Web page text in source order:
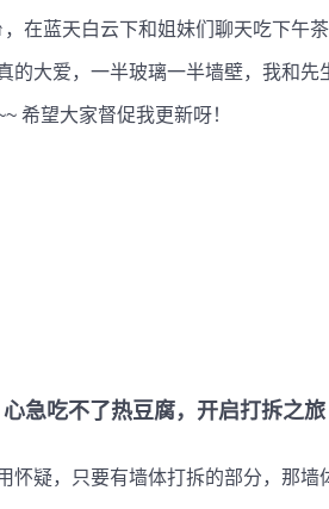
在蓝天白云下和姐妹们聊天吃下午
的大爱，一半玻璃一半墙壁，我和
希望大家督促我更新呀！
心急吃不了热豆腐，开启打拆之旅
怀疑，只要有墙体打拆的部分，那